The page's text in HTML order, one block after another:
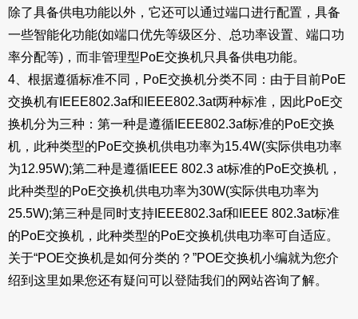
除了具备供电功能以外，它还可以通过端口进行配置，具备
一些智能化功能(如端口优先等级区分、总功率设置、端口功
率分配等)，而非管理型PoE交换机只具备供电功能。
4、根据遵循标准不同，PoE交换机分类不同：由于目前PoE
交换机有IEEE802.3af和IEEE802.3at两种标准，因此PoE交
换机分为三种：第一种是遵循IEEE802.3af标准的PoE交换
机，此种类型的PoE交换机供电功率为15.4W(实际供电功率
为12.95W);第二种是遵循IEEE 802.3 at标准的PoE交换机，
此种类型的PoE交换机供电功率为30W(实际供电功率为
25.5W);第三种是同时支持IEEE802.3af和IEEE 802.3at标准
的PoE交换机，此种类型的PoE交换机供电功率可自适应。
关于“POE交换机是如何分类的？”POE交换机小编就为您介
绍到这里如果您还有疑问可以登陆我们的网站咨询了解。